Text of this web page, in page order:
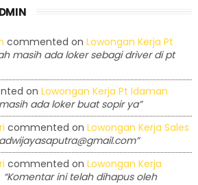
commented on Lowongan Kerja Pt
masih ada loker sebagi driver di pt
on Lowongan Kerja Pt Idaman
ada loker buat sopir ya”
commented on Lowongan Kerja Sales
commented on Lowongan Kerja
“Komentar ini telah dihapus oleh